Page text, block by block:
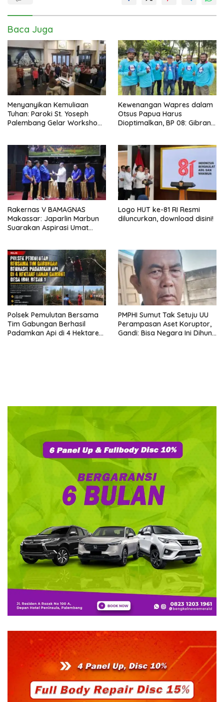
Baca Juga
Menyanyikan Kemuliaan
Tuhan: Paroki St. Yoseph
Palembang Gelar Workshop
Kewenangan Wapres dalam
Otsus Papua Harus
Dioptimalkan, BP 08: Gibran
Kesejahteraan Papua
Rakernas V BAMAGNAS
Makassar: Japarlin Marbun
Suarakan Aspirasi Umat
Logo HUT ke-81 RI Resmi
diluncurkan, download disini!
Polsek Pemulutan Bersama
Tim Gabungan Berhasil
Padamkan Api di 4 Hektare
PMPHI Sumut Tak Setuju UU
Perampasan Aset Koruptor,
Gandi: Bisa Negara Ini Dihuni